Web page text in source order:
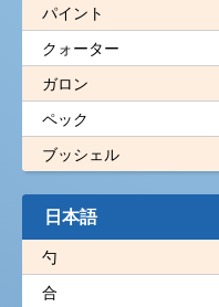
パイント
クォーター
ガロン
ペック
ブッシェル
日本語
勺
合